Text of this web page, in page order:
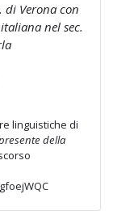
di Verona con
nel sec.
linguistiche di
della